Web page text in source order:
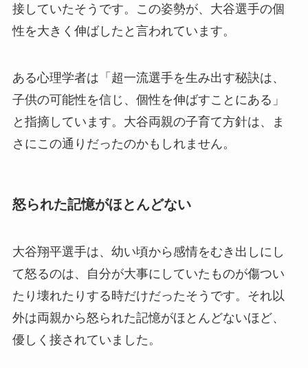
接していたそうです。この姿勢が、大谷選手の個
性を大きく伸ばしたと言われています。
ある心理学者は「超一流選手を生み出す秘訣は、
子供の可能性を信じ、個性を伸ばすことにある」
と指摘しています。大谷両親の子育て方針は、ま
さにこの通りだったのかもしれません。
怒られた記憶がほとんどない
大谷翔平選手は、幼い頃から感情をむき出しにし
て怒るのは、自分が大事にしていたものが傷つい
たり壊れたりする時だけだったそうです。それ以
外は両親から怒られた記憶がほとんどないほど、
優しく接されていました。